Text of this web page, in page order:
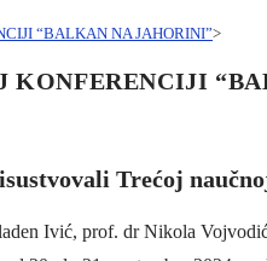
“BALKAN NA JAHORINI”>
KONFERENCIJI
Trećoj
Ivić, prof. dr Nikola